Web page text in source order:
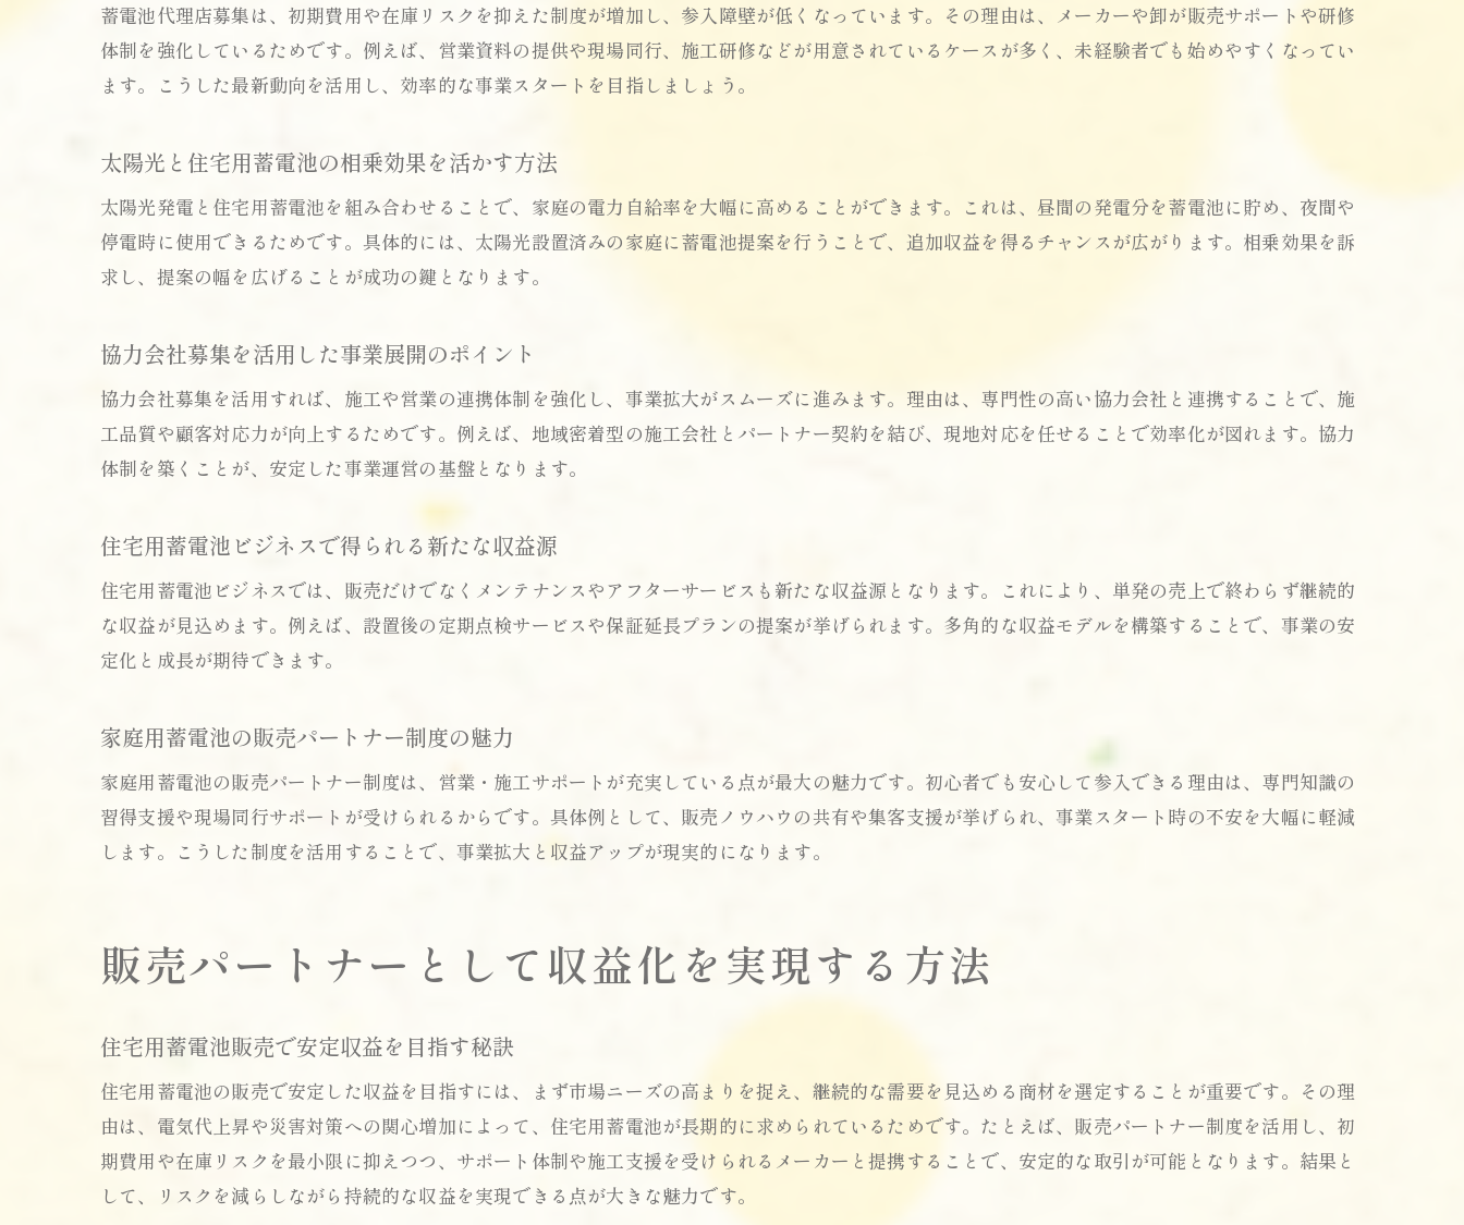
住宅用蓄電池事業で受けられる営業サポートとは
代理店向け営業支援で効率的な販売活動を実現
住宅用蓄電池の最新販売ノウハウを学ぶ利点
サポート充実の蓄電池協力会社募集の特徴
安定した運営を目指すなら住宅用蓄電池が最適
住宅用蓄電池販売でリスク分散を図るメリット
施工店募集のネットワーク拡大と安定運用の関係
家庭用蓄電池販売における信頼構築の重要性
協力会社募集の今、蓄電池で広がる可能性
蓄電池協力会社募集で広がる新ビジネスチャンス
住宅用蓄電池で築く業界ネットワークの価値
アンカー家庭用蓄電池の活用で差別化を図る方法
初期リスクを抑えて挑む住宅用蓄電池ビジネス
住宅用蓄電池ビジネスでリスクを最小限にする方法
施工サポート利用によるリスク軽減策とは
社会貢献と収益の両立を叶える新たな選択肢
住宅用蓄電池で実現する社会貢献と収益アップ
SDGs時代に選ばれる住宅用蓄電池販売の意義
環境ビジネスで注目の住宅用蓄電池活用法
蓄電池代理店募集は、初期費用や在庫リスクを抑えた制度が増加し、参入障壁が低くなっています。その理由は、メーカーや卸が販売サポートや研修
体制を強化しているためです。例えば、営業資料の提供や現場同行、施工研修などが用意されているケースが多く、未経験者でも始めやすくなってい
ます。こうした最新動向を活用し、効率的な事業スタートを目指しましょう。
太陽光と住宅用蓄電池の相乗効果を活かす方法
太陽光発電と住宅用蓄電池を組み合わせることで、家庭の電力自給率を大幅に高めることができます。これは、昼間の発電分を蓄電池に貯め、夜間や
停電時に使用できるためです。具体的には、太陽光設置済みの家庭に蓄電池提案を行うことで、追加収益を得るチャンスが広がります。相乗効果を訴
求し、提案の幅を広げることが成功の鍵となります。
協力会社募集を活用した事業展開のポイント
協力会社募集を活用すれば、施工や営業の連携体制を強化し、事業拡大がスムーズに進みます。理由は、専門性の高い協力会社と連携することで、施
工品質や顧客対応力が向上するためです。例えば、地域密着型の施工会社とパートナー契約を結び、現地対応を任せることで効率化が図れます。協力
体制を築くことが、安定した事業運営の基盤となります。
住宅用蓄電池ビジネスで得られる新たな収益源
住宅用蓄電池ビジネスでは、販売だけでなくメンテナンスやアフターサービスも新たな収益源となります。これにより、単発の売上で終わらず継続的
な収益が見込めます。例えば、設置後の定期点検サービスや保証延長プランの提案が挙げられます。多角的な収益モデルを構築することで、事業の安
定化と成長が期待できます。
家庭用蓄電池の販売パートナー制度の魅力
家庭用蓄電池の販売パートナー制度は、営業・施工サポートが充実している点が最大の魅力です。初心者でも安心して参入できる理由は、専門知識の
習得支援や現場同行サポートが受けられるからです。具体例として、販売ノウハウの共有や集客支援が挙げられ、事業スタート時の不安を大幅に軽減
します。こうした制度を活用することで、事業拡大と収益アップが現実的になります。
販売パートナーとして収益化を実現する方法
住宅用蓄電池販売で安定収益を目指す秘訣
住宅用蓄電池の販売で安定した収益を目指すには、まず市場ニーズの高まりを捉え、継続的な需要を見込める商材を選定することが重要です。その理
由は、電気代上昇や災害対策への関心増加によって、住宅用蓄電池が長期的に求められているためです。たとえば、販売パートナー制度を活用し、初
期費用や在庫リスクを最小限に抑えつつ、サポート体制や施工支援を受けられるメーカーと提携することで、安定的な取引が可能となります。結果と
して、リスクを減らしながら持続的な収益を実現できる点が大きな魅力です。
お問い合わせはこちら
お問い合わせはこちら